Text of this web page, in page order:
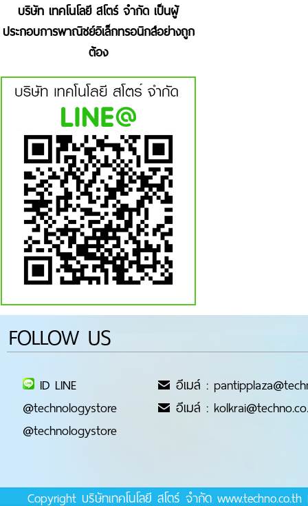
บริษัท เทคโนโลยี สโตร์ จำกัด เป็นผู้
ประกอบการพาณิชย์อิเล็กทรอนิกส์อย่างถูก
ต้อง
FOLLOW US
ID LINE
@technologystore
@technologystore
อีเมล์ :
อีเมล์ :
Copyright บริษัทเทคโนโลยี สโตร์ จำกัด